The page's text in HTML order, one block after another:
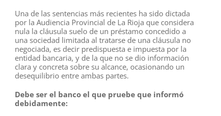
Una de las sentencias más recientes ha sido dictada
por la Audiencia Provincial de La Rioja que considera
nula la cláusula suelo de un préstamo concedido a
una sociedad limitada al tratarse de una cláusula no
negociada, es decir predispuesta e impuesta por la
entidad bancaria, y de la que no se dio información
clara y concreta sobre su alcance, ocasionando un
desequilibrio entre ambas partes.
Debe ser el banco el que pruebe que informó
debidamente: